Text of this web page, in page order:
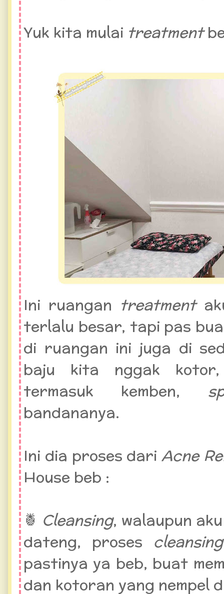
Yuk kita mulai treatment
Ini ruangan treatment
terlalu besar, tapi pas
di ruangan ini juga di
baju kita nggak
termasuk kemben,
bandananya.
Ini dia proses dariAcne
House beb :
🍍 Cleansing, walaupun
dateng, proses
pastinya ya beb, buat
dan kotoran yang nempel